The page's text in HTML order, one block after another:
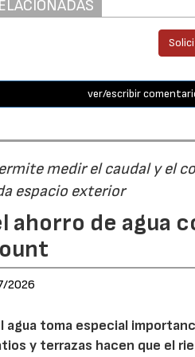
ver/escribir
medir el caudal y el
espacio exterior
ahorro de agua
2026
agua toma especial
y terrazas hacen que el